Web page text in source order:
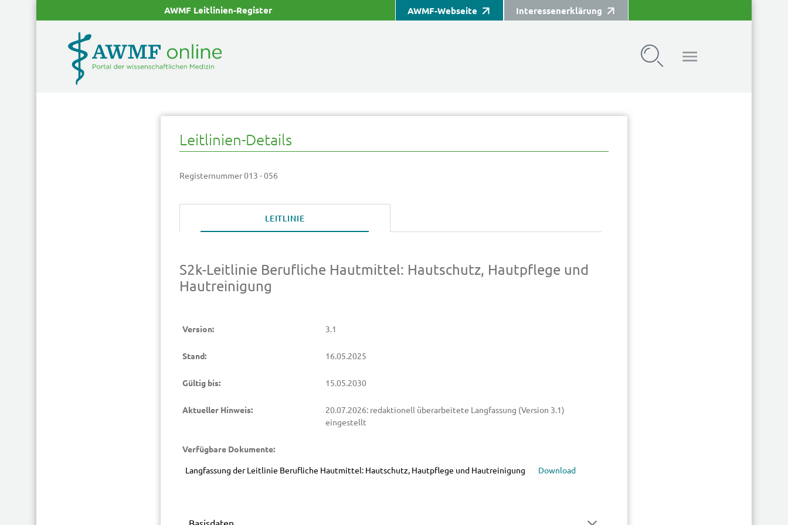
AWMF-Webseite Interessenerklärung
AWMF Leitlinien-Register
Leitlinien-Details
Registernummer 013 - 056
LEITLINIE
S2k-Leitlinie Berufliche Hautmittel: Hautschutz, Hautpflege und
Hautreinigung
Version: 3.1
Stand: 16.05.2025
Gültig bis: 15.05.2030
Aktueller Hinweis:
20.07.2026: redaktionell überarbeitete Langfassung (Version 3.1)
eingestellt
Verfügbare Dokumente:
Langfassung der Leitlinie Berufliche Hautmittel: Hautschutz, Hautpflege und Hautreinigung Download